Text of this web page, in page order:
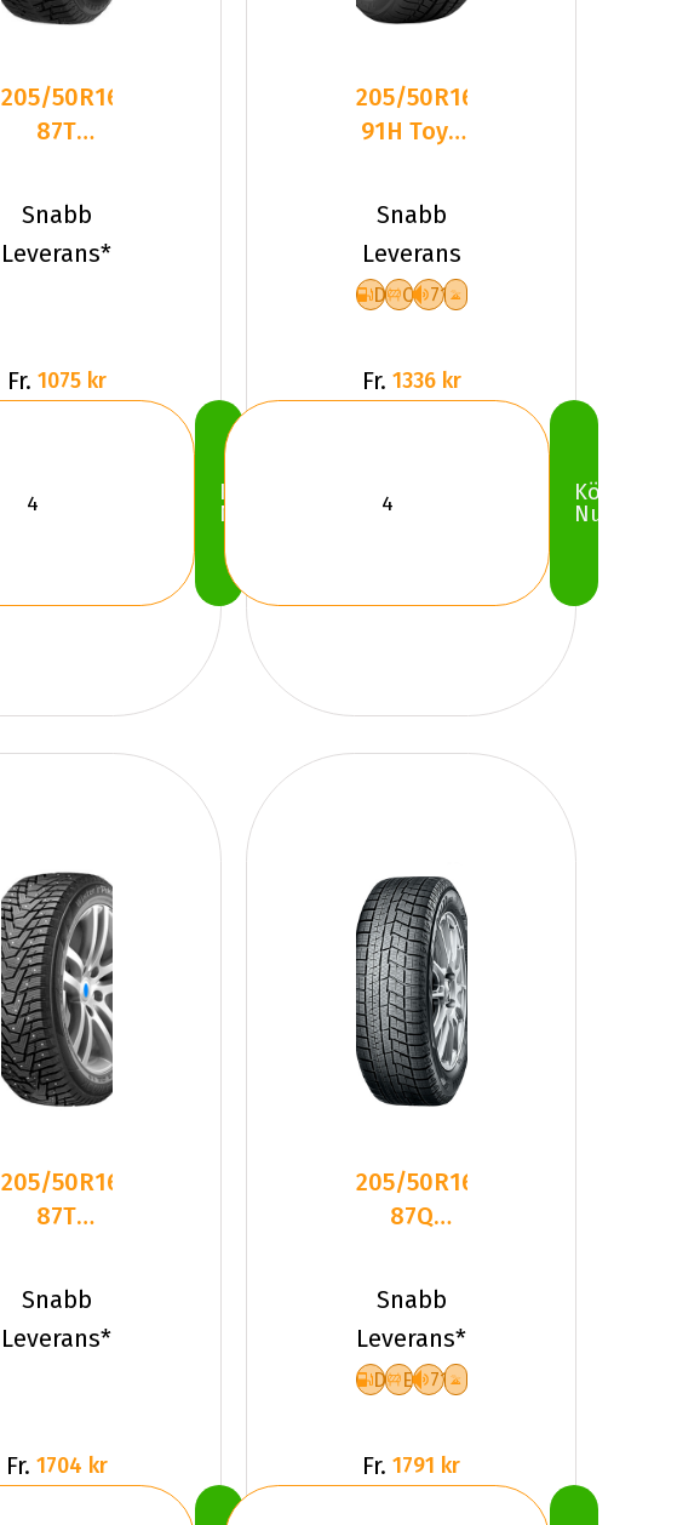
205/50R16
87T
BLAZER
WST3 Du
Snabb
Leverans*
Fr. 1075 kr
Köp
Nu
205/50R16
91H Toyo
S954
Friktion
Snabb
Leverans
D C 71
Fr. 1336 kr
Köp
Nu
205/50R16
87T
Winter
I*Pike
RS2
Snabb
Leverans*
Fr. 1704 kr
205/50R16
87Q
IceGuard
IG60 Fr
Snabb
Leverans*
D E 71
Fr. 1791 kr